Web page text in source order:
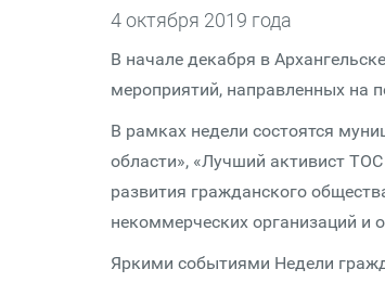
4 октября 2019 года
В начале декабря в
мероприятий, направленных на
В рамках недели состоятся
области», «Лучший активист
развития гражданского
некоммерческих организаций и
Яркими событиями Недели